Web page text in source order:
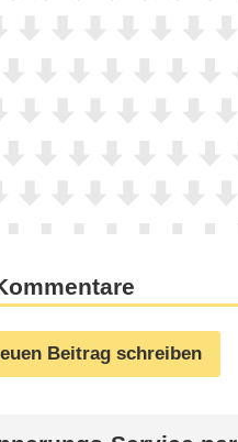
Beitrag schreiben